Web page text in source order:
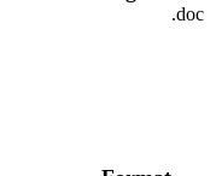
.doc